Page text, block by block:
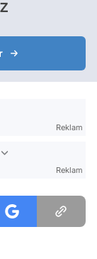
Reklam
Reklam